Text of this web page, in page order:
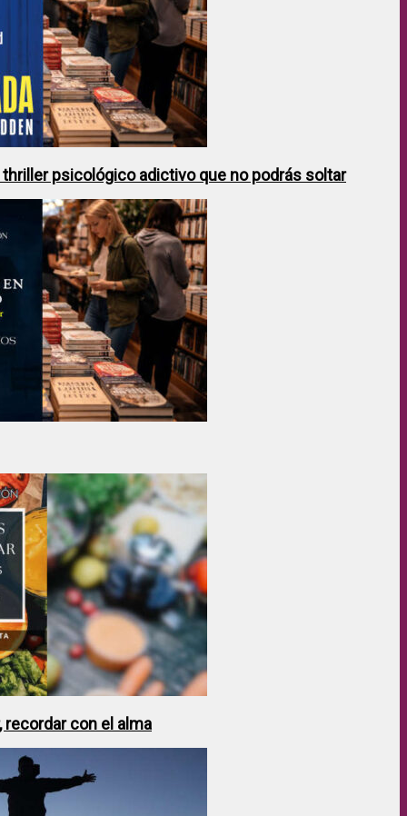
thriller psicológico adictivo que no podrás soltar
recordar con el alma